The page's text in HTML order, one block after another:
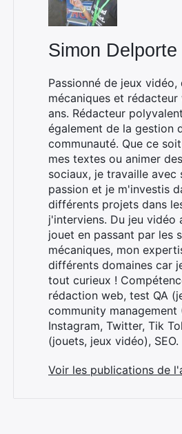
Simon Delporte
Passionné de jeux
mécaniques et rédacteur
ans. Rédacteur
également de la gestion
communauté. Que ce
mes textes ou animer
sociaux, je travaille avec
passion et je m'investis
différents projets dans
j'interviens. Du jeu vidéo
jouet en passant par les
mécaniques, mon
différents domaines car
tout curieux !
rédaction web, test QA
community management
Instagram, Twitter, Tik
(jouets, jeux vidéo), SEO.
Voir les publications de